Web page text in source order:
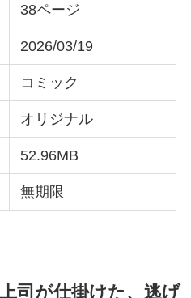
38ページ
2026/03/19
コミック
オリジナル
52.96MB
無期限
司が仕掛けた、逃げ